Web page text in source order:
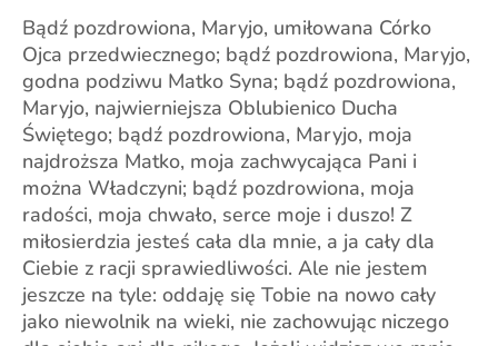
Bądź pozdrowiona, Maryjo, umiłowana Córko
Ojca przedwiecznego; bądź pozdrowiona, Maryjo,
godna podziwu Matko Syna; bądź pozdrowiona,
Maryjo, najwierniejsza Oblubienico Ducha
Świętego; bądź pozdrowiona, Maryjo, moja
najdroższa Matko, moja zachwycająca Pani i
można Władczyni; bądź pozdrowiona, moja
radości, moja chwało, serce moje i duszo! Z
miłosierdzia jesteś cała dla mnie, a ja cały dla
Ciebie z racji sprawiedliwości. Ale nie jestem
jeszcze na tyle: oddaję się Tobie na nowo cały
jako niewolnik na wieki, nie zachowując niczego